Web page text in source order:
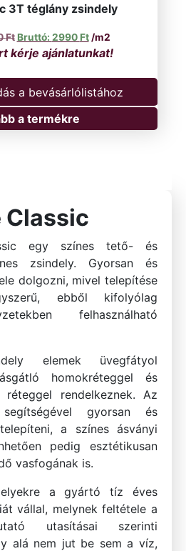
Classic
egy színes tető- és
zsindely. Gyorsan és
dolgozni, mivel telepítése
ebből kifolyólag
felhasználható
elemek üvegfátyol
homokréteggel és
rendelkeznek. Az
gyorsan és
a színes ásványi
pedig esztétikusan
vasfogának is.
a gyártó tíz éves
vállal, melynek feltétele a
utasításai szerinti
alá nem jut be sem a víz,
3T téglány zsindely
Ft Original price was: 3200 Ft.
2990 FtCurrent price is:
/m2
a bevásárlólistához
a termékre